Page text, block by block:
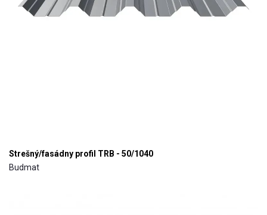
Strešný/fasádny profil TRB - 50/1040
Budmat